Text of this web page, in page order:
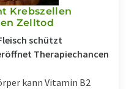
Krebszellen
Zelltod
schützt
Therapiechancen
kann Vitamin B2